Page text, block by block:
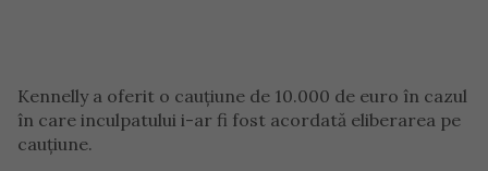
Kennelly a oferit o cauțiune de 10.000 de euro în cazul
în care inculpatului i-ar fi fost acordată eliberarea pe
cauțiune.